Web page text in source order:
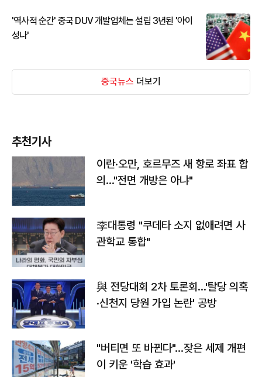
'역사적 순간' 중국 DUV 개발업체는 설립 3년된 '아이
성나'
중국뉴스 더보기
추천기사
이란·오만, 호르무즈 새 항로 좌표 합
의…"전면 개방은 아냐"
李대통령 "쿠데타 소지 없애려면 사
관학교 통합"
與 전당대회 2차 토론회…'탈당 의혹
·신천지 당원 가입 논란' 공방
"버티면 또 바뀐다"…잦은 세제 개편
이 키운 '학습 효과'